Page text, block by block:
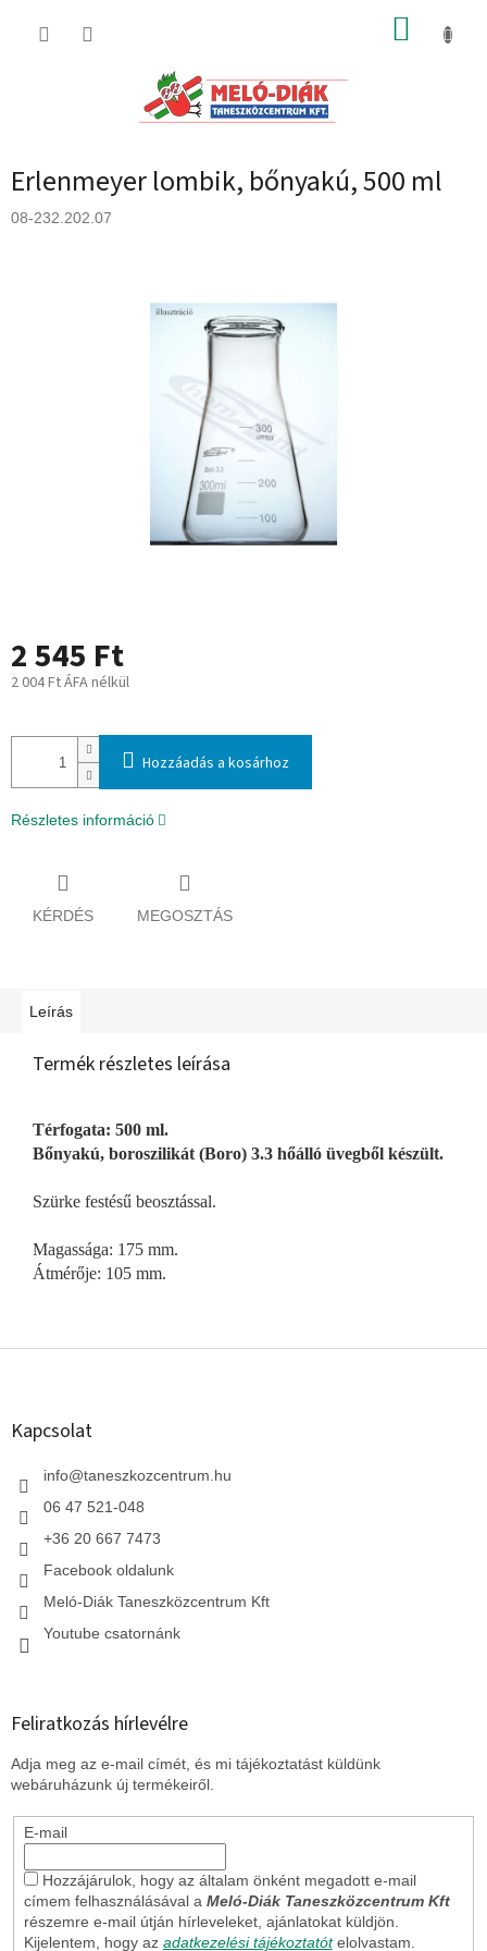
KOSÁR
Erlenmeyer lombik, bőnyakú, 500 ml
08-232.202.07
2 545 Ft
2 004 Ft ÁFA nélkül
Hozzáadás a kosárhoz
Részletes információ
KÉRDÉS MEGOSZTÁS
Leírás
Termék részletes leírása
Térfogata: 500 ml.
Bőnyakú, boroszilikát (Boro) 3.3 hőálló üvegből készült.
Szürke festésű beosztással.
Magassága: 175 mm.
Átmérője: 105 mm.
L
Kapcsolat
info@taneszkozcentrum.hu
06 47 521-048
+36 20 667 7473
Facebook oldalunk
Meló-Diák Taneszközcentrum Kft
Youtube csatornánk
Feliratkozás hírlevélre
Adja meg az e-mail címét, és mi tájékoztatást küldünk
webáruházunk új termékeiről.
E-mail
Hozzájárulok, hogy az általam önként megadott e-mail
címem felhasználásával a Meló-Diák Taneszközcentrum Kft
részemre e-mail útján hírleveleket, ajánlatokat küldjön.
Kijelentem, hogy az adatkezelési tájékoztatót elolvastam.